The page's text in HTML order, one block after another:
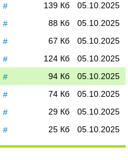
#
05.10.2025
139 Кб
#
05.10.2025
88 Кб
#
05.10.2025
67 Кб
#
05.10.2025
124 Кб
#
05.10.2025
94 Кб
#
05.10.2025
74 Кб
#
05.10.2025
29 Кб
#
05.10.2025
25 Кб